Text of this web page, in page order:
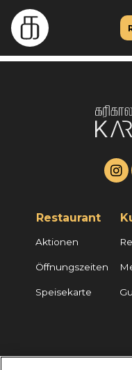
Restaurant
Aktionen
Öffnungszeiten
Speisekarte